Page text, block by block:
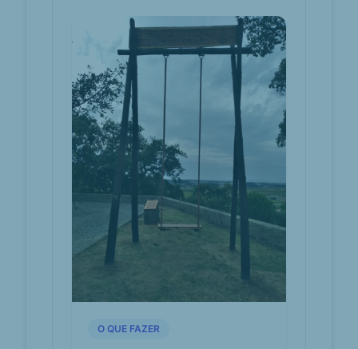
Abaloicar abaloicar.com
Baloiços de Portugal
Sapateiras à beira-
mar, praia, natureza
e batalhas históricas
para descobrir em
Torres Vedras -
Expresso
expresso.pt
Neste percurso fundem-se natureza
e património histórico, a pista de
downhill que é uma descida de
bicicleta em velocida...
Berlengas em
através de
moovitapp.com
O QUE FAZER